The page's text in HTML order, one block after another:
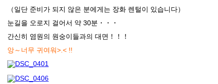
（일단 준비가 되지 않은 분에게는 장화 렌털이 있습니다）
눈길을 오로지 걸어서 약 30분・・・
간신히 염원의 원숭이들과의 대면！！！
앙～너무 귀여워>.< !!